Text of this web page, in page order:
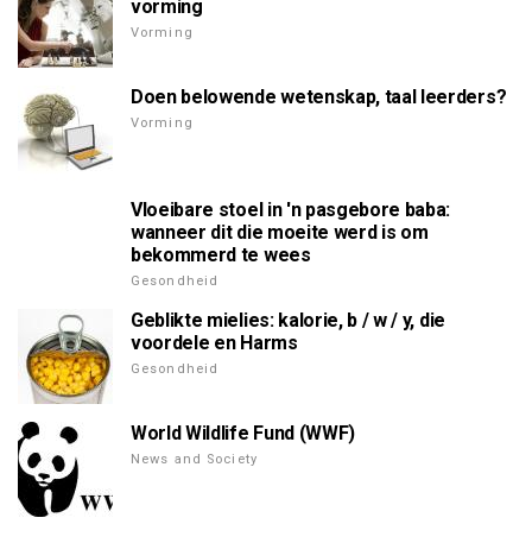
vorming
Vorming
Doen belowende wetenskap, taal leerders?
Vorming
Vloeibare stoel in 'n pasgebore baba:
wanneer dit die moeite werd is om
bekommerd te wees
Gesondheid
Geblikte mielies: kalorie, b / w / y, die
voordele en Harms
Gesondheid
World Wildlife Fund (WWF)
News and Society